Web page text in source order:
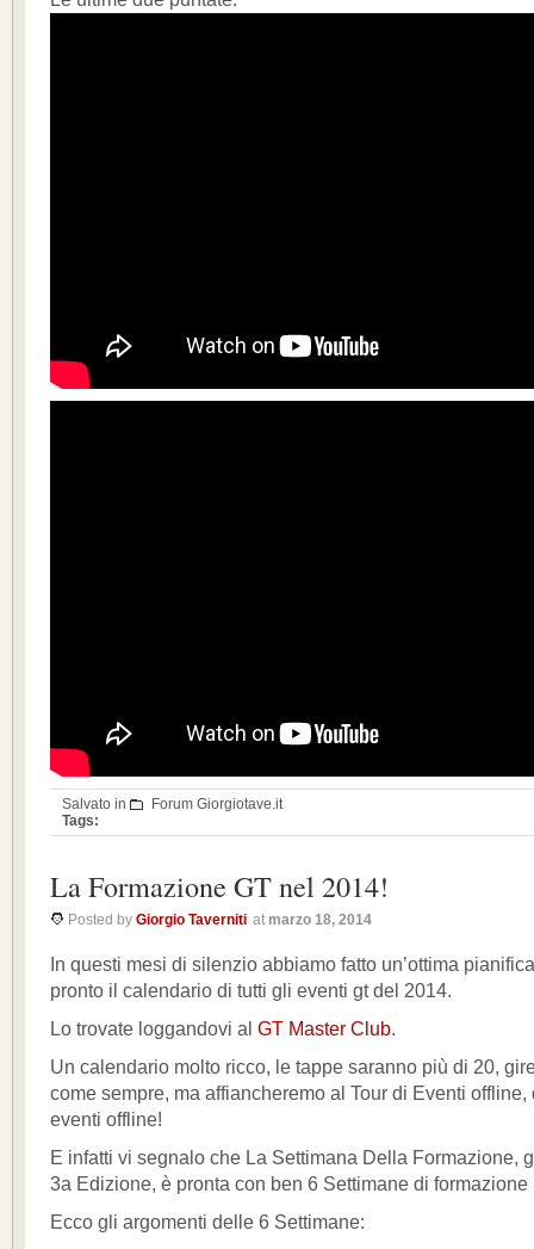
Salvato in
Forum Giorgiotave.it
Tags:
La Formazione GT nel 2014!
Posted by Giorgio Taverniti at marzo 18, 2014
In questi mesi di silenzio abbiamo fatto un’ottima
pronto il calendario di tutti gli eventi gt del 2014.
Lo trovate loggandovi al GT Master Club.
Un calendario molto ricco, le tappe saranno più di 20,
come sempre, ma affiancheremo al Tour di Eventi
eventi offline!
E infatti vi segnalo che La Settimana Della Formazione,
3a Edizione, è pronta con ben 6 Settimane di formazione
Ecco gli argomenti delle 6 Settimane: